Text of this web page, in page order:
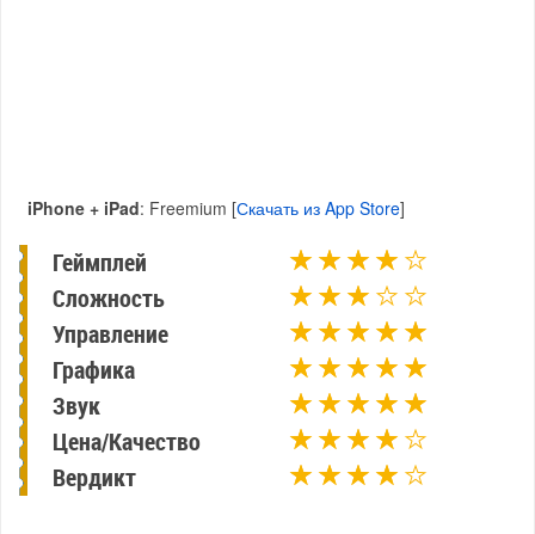
iPhone + iPad: Freemium [Скачать из App Store]
Геймплей
Сложность
Управление
Графика
Звук
Цена/Качество
Вердикт